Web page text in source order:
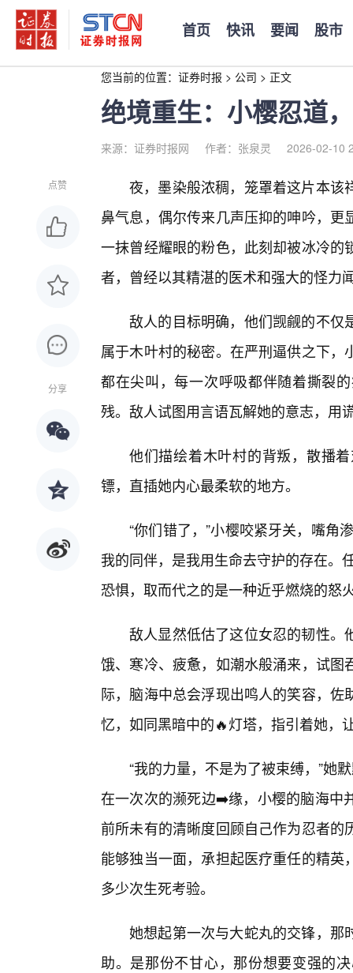
首页 快讯 要闻 股市
您当前的位置： 证券时报 > 公司 > 正文
绝境重生：小樱忍道
来源：证券时报网 作者：张泉灵 2026-02-10
点赞
分享
夜，墨染般浓稠，笼罩着这片本该
鼻气息，偶尔传来几声压抑的呻吟，
一抹曾经耀眼的粉色，此刻却被冰冷
者，曾经以其精湛的医术和强大的怪力
敌人的目标明确，他们觊觎的不仅
属于木叶村的秘密。在严刑逼供之下
都在尖叫，每一次呼吸都伴随着撕裂
残。敌人试图用言语瓦解她的意志，用
他们描绘着木叶村的背叛，散播
镖，直插她内心最柔软的地方。
“你们错了，”小樱咬紧牙关，嘴角
我的同伴，是我用生命去守护的存在。
恐惧，取而代之的是一种近乎燃烧的怒
敌人显然低估了这位女忍的韧性。
饿、寒冷、疲惫，如潮水般涌来，试
际，脑海中总会浮现出鸣人的笑容，
忆，如同黑暗中的🔥灯塔，指引着她，
“我的力量，不是为了被束缚，”她
在一次次的濒死边➡️缘，小樱的脑海中
前所未有的清晰度回顾自己作为忍者
能够独当一面，承担起医疗重任的精
多少次生死考验。
她想起第一次与大蛇丸的交锋，那
助。是那份不甘心，那份想要变强的